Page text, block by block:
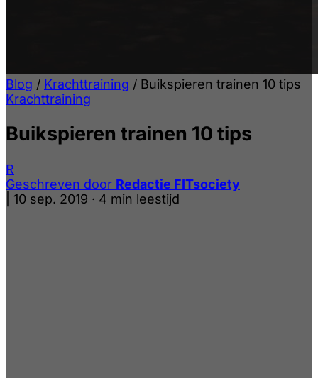
Blog / Krachttraining / Buikspieren trainen 10 tips
Krachttraining
Buikspieren trainen 10 tips
R
Geschreven door Redactie FITsociety
10 sep. 2019 · 4 min leestijd